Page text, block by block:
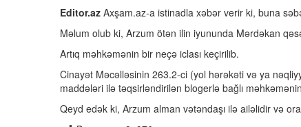
Editor.az Axşam.az-a istinadla xəbər verir ki, buna
Məlum olub ki, Arzum ötən ilin iyununda Mərdəkan
Artıq məhkəmənin bir neçə iclası keçirilib.
Cinayət Məcəlləsinin 263.2-ci (yol hərəkəti və ya
maddələri ilə təqsirləndirilən blogerlə bağlı
Qeyd edək ki, Arzum alman vətəndaşı ilə ailəlidir və